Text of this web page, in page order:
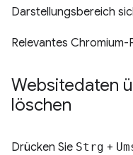
Darstellungsbereich
Relevantes Chromium-
Websitedaten
löschen
Drücken Sie Strg +